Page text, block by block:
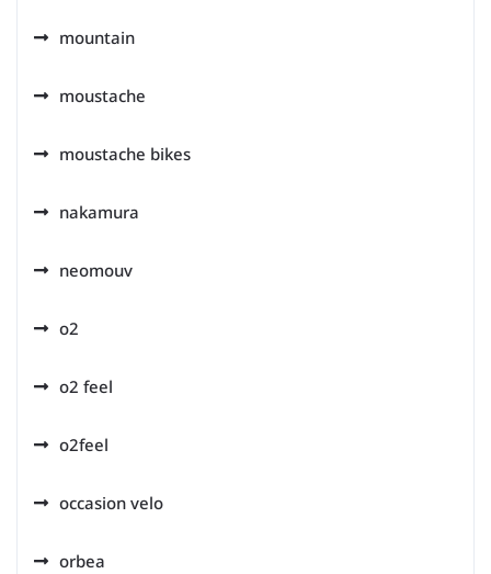
mountain
moustache
moustache bikes
nakamura
neomouv
o2
o2 feel
o2feel
occasion velo
orbea